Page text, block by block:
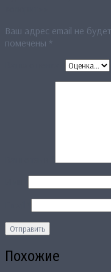
Ваш адрес email не
помечены *
Похожие